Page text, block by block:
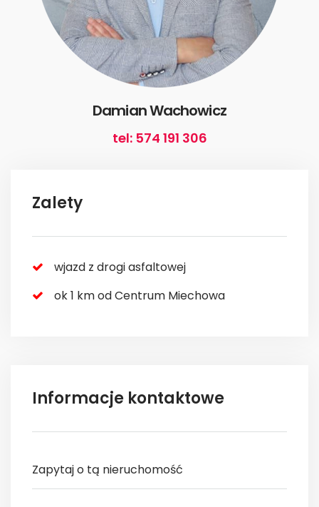
Damian Wachowicz
tel: 574 191 306
Zalety
wjazd z drogi asfaltowej
ok 1 km od Centrum Miechowa
Informacje kontaktowe
Zapytaj o tą nieruchomość